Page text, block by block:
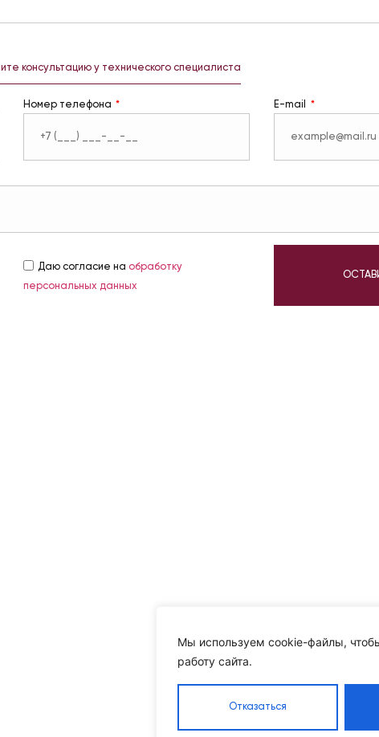
Мы используем cookie-файлы,
работу сайта.
Отказаться
консультацию у технического специалиста
Номер телефона E-mail
Даю согласие на обработку
персональных данных